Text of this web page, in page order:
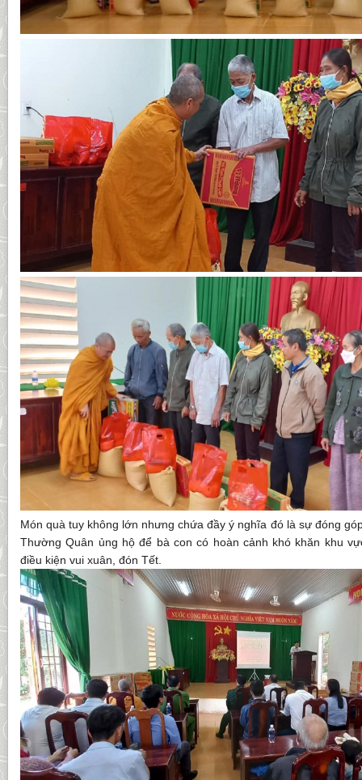
Món quà tuy không lớn nhưng chứa đầy ý nghĩa đó là sự đóng
Thường Quân ủng hộ để bà con có hoàn cảnh khó khăn khu
điều kiện vui xuân, đón Tết.